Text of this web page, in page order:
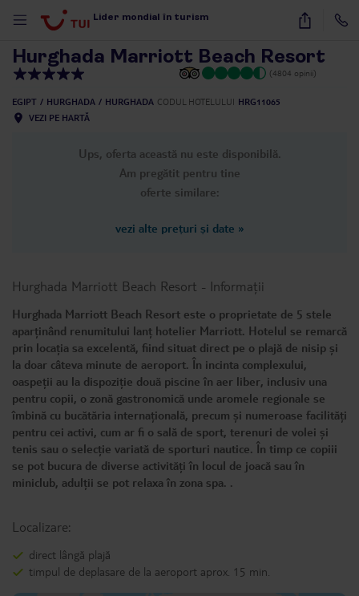
Lider mondial în turism 39
Hurghada Marriott Beach Resort
(4804 opinii)
EGIPT HURGHADA HURGHADA CODUL HOTELULUI HRG11065
VEZI PE HARTĂ
Ups, oferta această nu este disponibilă.
Am pregătit pentru tine
oferte similare:
vezi alte prețuri și date »
Hurghada Marriott Beach Resort - Informații
Hurghada Marriott Beach Resort este o proprietate de 5 stele
aparținând renumitului lanț hotelier Marriott. Hotelul se remarcă
prin locația sa excelentă, fiind situat direct pe o plajă de nisip și
la doar câteva minute de aeroport. În incinta complexului,
oaspeții au la dispoziție două piscine în aer liber, inclusiv una
pentru copii, o zonă gastronomică unde aromele regionale se
îmbină cu bucătăria internațională, precum și numeroase facilități
pentru cei activi, cum ar fi o sală de sport, terenuri de volei și
tenis sau o selecție variată de sporturi nautice. În timp ce copiii
se pot bucura de diverse activități în locul de joacă sau în
miniclub, adulții se pot relaxa în zona spa. .
Localizare:
direct lângă plajă
timpul de deplasare de la aeroport aprox. 15 min.